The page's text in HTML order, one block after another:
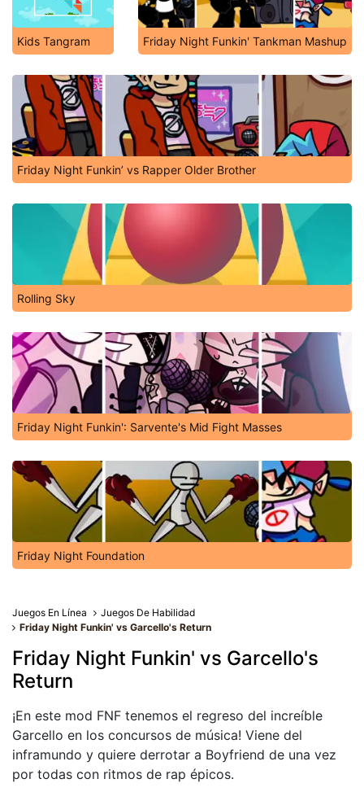
Kids Tangram Friday Night Funkin' Tankman Mashup
Friday Night Funkin’ vs Rapper Older Brother
Rolling Sky
Friday Night Funkin': Sarvente's Mid Fight Masses
Friday Night Foundation
Juegos En Línea
Juegos De Habilidad
Friday Night Funkin' vs Garcello's Return
Friday Night Funkin' vs Garcello's
Return
¡En este mod FNF tenemos el regreso del increíble
Garcello en los concursos de música! Viene del
inframundo y quiere derrotar a Boyfriend de una vez
por todas con ritmos de rap épicos.